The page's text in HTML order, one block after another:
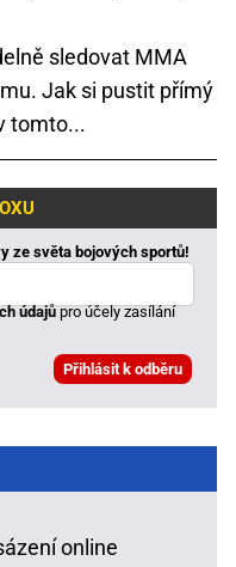
sledovat MMA
Jak si pustit přímý
tomto...
ze světa bojových sportů!
údajůpro účely zasílání
online